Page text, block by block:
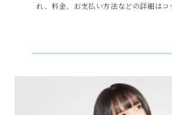
れ、料金、お支払い方法などの詳細はコ